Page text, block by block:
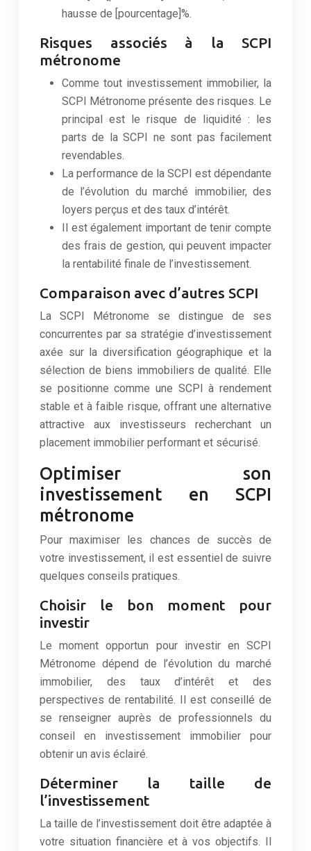
hausse de [pourcentage]%.
Risques associés à la SCPI
métronome
Comme tout investissement immobilier, la
SCPI Métronome présente des risques. Le
principal est le risque de liquidité : les
parts de la SCPI ne sont pas facilement
revendables.
La performance de la SCPI est dépendante
de l’évolution du marché immobilier, des
loyers perçus et des taux d’intérêt.
Il est également important de tenir compte
des frais de gestion, qui peuvent impacter
la rentabilité finale de l’investissement.
Comparaison avec d’autres SCPI
La SCPI Métronome se distingue de ses
concurrentes par sa stratégie d’investissement
axée sur la diversification géographique et la
sélection de biens immobiliers de qualité. Elle
se positionne comme une SCPI à rendement
stable et à faible risque, offrant une alternative
attractive aux investisseurs recherchant un
placement immobilier performant et sécurisé.
Optimiser son
investissement en SCPI
métronome
Pour maximiser les chances de succès de
votre investissement, il est essentiel de suivre
quelques conseils pratiques.
Choisir le bon moment pour
investir
Le moment opportun pour investir en SCPI
Métronome dépend de l’évolution du marché
immobilier, des taux d’intérêt et des
perspectives de rentabilité. Il est conseillé de
se renseigner auprès de professionnels du
conseil en investissement immobilier pour
obtenir un avis éclairé.
Déterminer la taille de
l’investissement
La taille de l’investissement doit être adaptée à
votre situation financière et à vos objectifs. Il